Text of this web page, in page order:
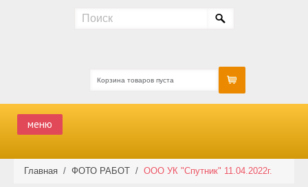
Корзина товаров пуста
меню
Главная / ФОТО РАБОТ / ООО УК "Спутник" 11.04.2022г.